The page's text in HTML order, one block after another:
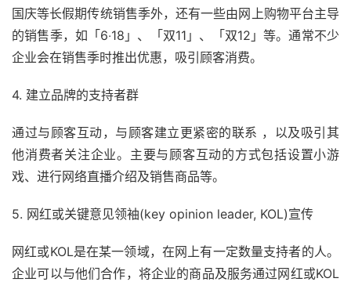
国庆等长假期传统销售季外，还有一些由网上购物平台主导
的销售季，如「6‧18」、「双11」、「双12」等。通常不少
企业会在销售季时推出优惠，吸引顾客消费。
4. 建立品牌的支持者群
通过与顾客互动，与顾客建立更紧密的联系 ，以及吸引其
他消费者关注企业。主要与顾客互动的方式包括设置小游
戏、进行网络直播介绍及销售商品等。
5. 网红或关键意见领袖(key opinion leader, KOL)宣传
网红或KOL是在某一领域，在网上有一定数量支持者的人。
企业可以与他们合作，将企业的商品及服务通过网红或KOL